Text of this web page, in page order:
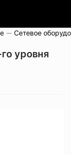
Сетевое
уровня